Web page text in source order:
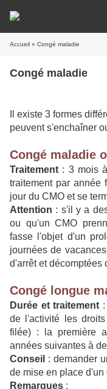
Accueil » Congé maladie
Congé maladie
Il existe 3 formes
peuvent s'enchaîner
Congé maladie
Traitement : 3 mois
traitement par année
jour du CMO et se
Attention : s'il y a
ou qu'un CMO
fasse l'objet d'un
journées de
d'arrêt et décomptées
Congé longue
Durée et traitement
de l'activité les
filée) : la première
années suivantes à
Conseil : demander
de mise en place d'un
Remarques :